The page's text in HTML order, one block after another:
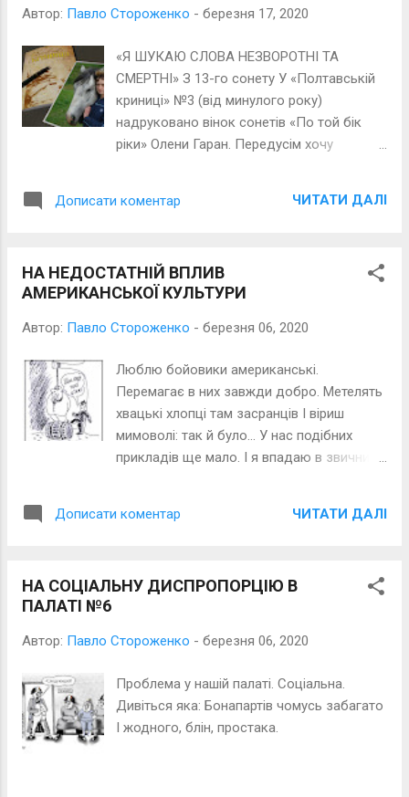
Автор: Павло Стороженко - березня 17, 2020
«Я ШУКАЮ СЛОВА НЕЗВОРОТНІ ТА
СМЕРТНІ» З 13-го сонету У «Полтавській
криниці» №3 (від минулого року)
надруковано вінок сонетів «По той бік
ріки» Олени Гаран. Передусім хочу
сказати антикварним. Його залюбки
«плетуть. Чому? Та важко ж! Вінок – це
складна архітектоніка. Мені здається,
варто нагадати, що це таке – вінок
словарь» А. Квятковського
(Издательство «Советская
энциклопедия», Москва, 1966). «Вінок
сонетів – архітектонічна форма поеми, яка
складається з 15 сонетів. В. с. будується
магістрал), який замикає собою поему;
задум усього В.с. Перший сонет
вірш другого...
Дописати коментар ЧИТАТИ ДАЛІ
НА НЕДОСТАТНІЙ ВПЛИВ
АМЕРИКАНСЬКОЇ КУЛЬТУРИ
Автор: Павло Стороженко - березня 06, 2020
Люблю бойовики американські.
Перемагає в них завжди добро. Метелять
хвацькі хлопці там засранців І віриш
мимоволі: так й було… У нас подібних
прикладів ще мало. І я впадаю в звичний
ліз.
Дописати коментар ЧИТАТИ ДАЛІ
НА СОЦІАЛЬНУ ДИСПРОПОРЦІЮ В
ПАЛАТІ №6
Автор: Павло Стороженко - березня 06, 2020
Проблема у нашій палаті. Соціальна.
Дивіться яка: Бонапартів чомусь забагато
І жодного, блін, простака.